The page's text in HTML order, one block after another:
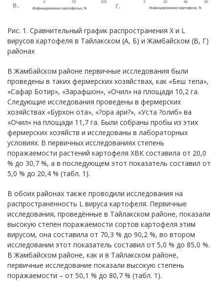
Рис. 1. Сравнительный график распространения Х и L
вирусов картофеля в Тайлакском (А, Б) и Жамбайском (В, Г)
районах
В Жамбайском районе первичные исследования были
проведены в таких фермерских хозяйствах, как «Беш тепа»,
«Сафар Ботир», «Зарафшон», «Очил» на площади 10,2 га.
Следующие исследования проведены в фермерских
хозяйствах «Бурхон ота», «?ора ари?», «Уста ?олиб» ва
«Очил» на площади 11,7 га. Были собраны пробы из этих
фермерских хозяйств и исследованы в лабораторных
условиях. В первичных исследованиях степень
поражаемости растений картофеля ХВК составила от 20,0
% до 30,7 %, а в последующем этот показатель составил от
5,0 % до 20,4 % (табл. 1).
В обоих районах также проводили исследования на
распространённость L вируса картофеля. Первичные
исследования, проведённые в Тайлакском районе, показали
высокую степен поражаемости сортов картофеля этим
вирусом, она составила от 70,3 % до 90,2 %, во втором
исследовании этот показатель составил от 5,0 % до 85,0 %.
В Жамбайском районе, как и в Тайлакском районе,
первичные исследование показали высокую степень
поражаемости – от 50,1 % до 80,7 % (табл. 1).